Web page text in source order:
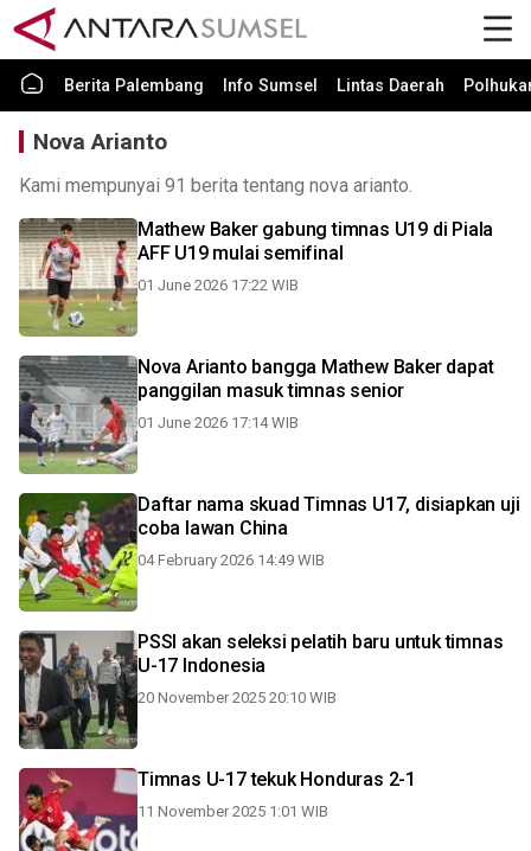
Berita Palembang Info Sumsel Lintas Daerah
Nova Arianto
Kami mempunyai 91 berita tentang nova arianto.
Mathew Baker gabung timnas U19 di Piala
AFF U19 mulai semifinal
01 June 2026 17:22 WIB
Nova Arianto bangga Mathew Baker dapat
panggilan masuk timnas senior
01 June 2026 17:14 WIB
Daftar nama skuad Timnas U17, disiapkan uji
coba lawan China
04 February 2026 14:49 WIB
PSSI akan seleksi pelatih baru untuk timnas
U-17 Indonesia
20 November 2025 20:10 WIB
Timnas U-17 tekuk Honduras 2-1
11 November 2025 1:01 WIB